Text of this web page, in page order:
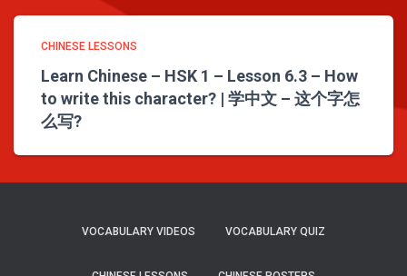
CHINESE LESSONS
Learn Chinese – HSK 1 – Lesson 6.3 – How
to write this character? | 学中文 – 这个字怎
么写?
VOCABULARY VIDEOS VOCABULARY QUIZ